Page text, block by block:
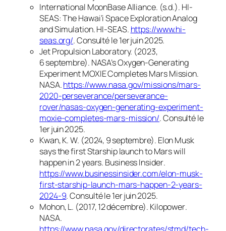
International MoonBase Alliance. (s.d.). HI-
SEAS: The Hawai‘i Space Exploration Analog
and Simulation.HI-SEAS. https://www.hi-
seas.org/. Consulté le 1er juin 2025.
Jet Propulsion Laboratory. (2023,
6 septembre). NASA’s Oxygen-Generating
Experiment MOXIE Completes Mars Mission.
NASA.https://www.nasa.gov/missions/mars-
2020-perseverance/perseverance-
rover/nasas-oxygen-generating-experiment-
moxie-completes-mars-mission/. Consulté le
1er juin 2025.
Kwan, K. W. (2024, 9 septembre). Elon Musk
says the first Starship launch to Mars will
happen in 2 years. Business Insider.
https://www.businessinsider.com/elon-musk-
first-starship-launch-mars-happen-2-years-
2024-9. Consulté le 1er juin 2025.
Mohon, L. (2017, 12 décembre). Kilopower.
NASA.